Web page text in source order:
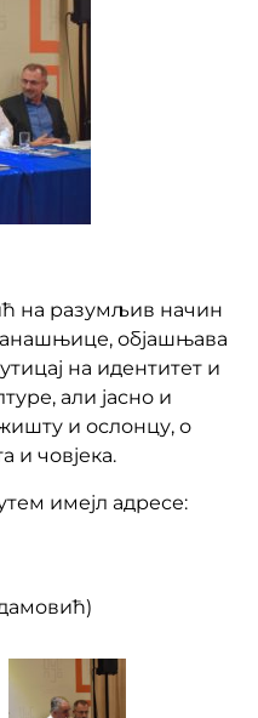
на разумљив начин
објашњава
на идентитет и
али јасно и
и ослонцу, о
и човјека.
имејл адресе: